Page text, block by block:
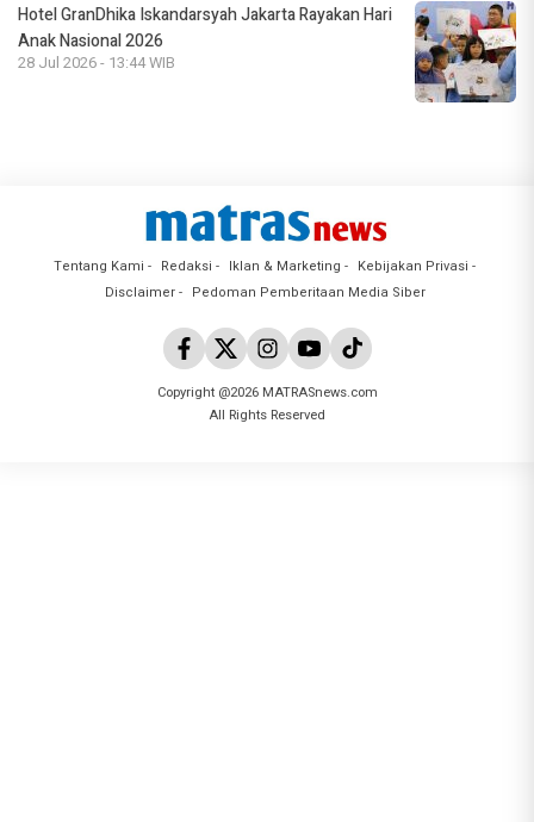
Hotel GranDhika Iskandarsyah Jakarta Rayakan Hari
Anak Nasional 2026
28 Jul 2026 - 13:44 WIB
Tentang Kami Redaksi Iklan & Marketing
Kebijakan Privasi
Disclaimer
Pedoman Pemberitaan Media Siber
Copyright @2026 MATRASnews.com
All Rights Reserved